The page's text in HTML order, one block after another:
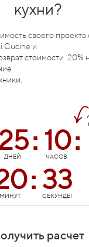
кухни?
своего проекта
Cucine и
стоимости 20%
:
ДНЕЙ
10:
ЧАСОВ
:
МИНУТ
32
СЕКУНДЫ
расчет